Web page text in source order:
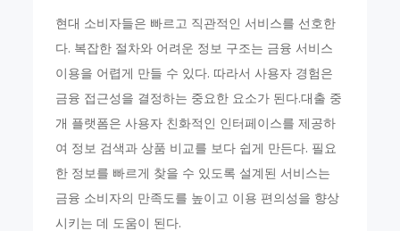
현대 소비자들은 빠르고 직관적인 서비스를 선호한
다. 복잡한 절차와 어려운 정보 구조는 금융 서비스
이용을 어렵게 만들 수 있다. 따라서 사용자 경험은
금융 접근성을 결정하는 중요한 요소가 된다.대출 중
개 플랫폼은 사용자 친화적인 인터페이스를 제공하
여 정보 검색과 상품 비교를 보다 쉽게 만든다. 필요
한 정보를 빠르게 찾을 수 있도록 설계된 서비스는
금융 소비자의 만족도를 높이고 이용 편의성을 향상
시키는 데 도움이 된다.